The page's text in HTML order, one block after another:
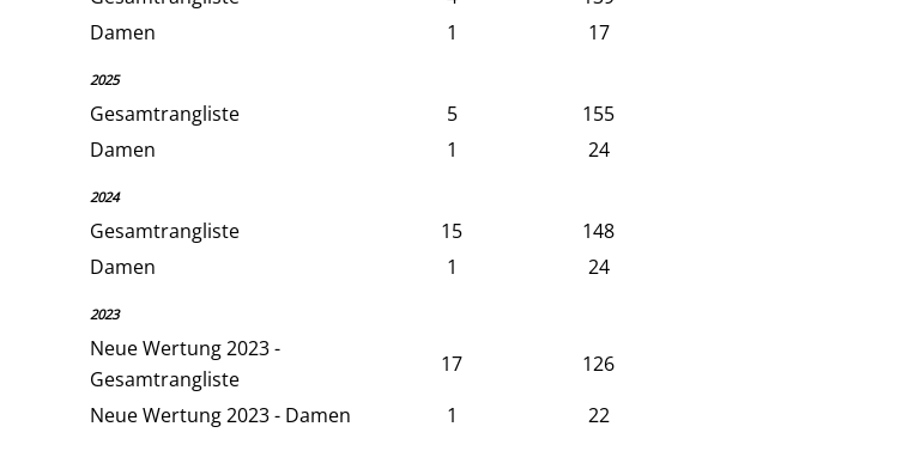
Damen
1 17
2025
Gesamtrangliste 5
155
Damen
1 24
2024
Gesamtrangliste 15
148
Damen
1 24
2023
Neue Wertung 2023 -
Gesamtrangliste
17
126
Neue Wertung 2023 - Damen
1 22